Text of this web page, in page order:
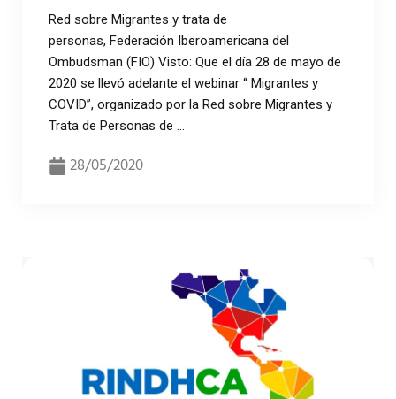
Red sobre Migrantes y trata de
personas, Federación Iberoamericana del
Ombudsman (FIO) Visto: Que el día 28 de mayo de
2020 se llevó adelante el webinar “ Migrantes y
COVID”, organizado por la Red sobre Migrantes y
Trata de Personas de ...
28/05/2020